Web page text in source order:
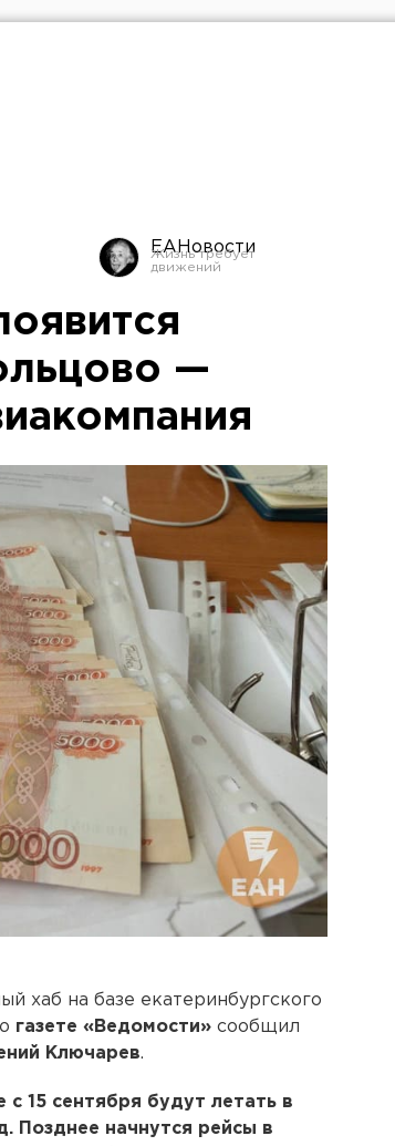
ЕАНовости
—
хаб на базе екатеринбургского
газете «Ведомости» сообщил
Ключарев.
с 15 сентября будут летать в
Позднее начнутся рейсы в